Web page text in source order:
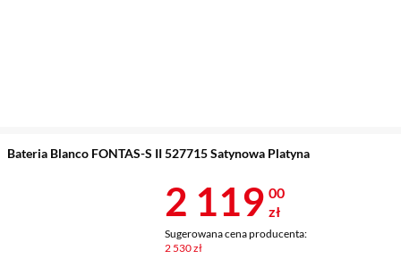
Bateria Blanco FONTAS-S II 527715 Satynowa Platyna
Cena 2 119 zł
2 119 00
zł
Sugerowana cena producenta:
2 530 zł